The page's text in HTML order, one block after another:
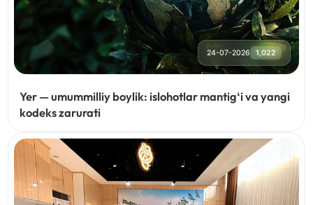
24-07-2026 1,022
Yer — umummilliy boylik: islohotlar mantigʻi va yangi
kodeks zarurati